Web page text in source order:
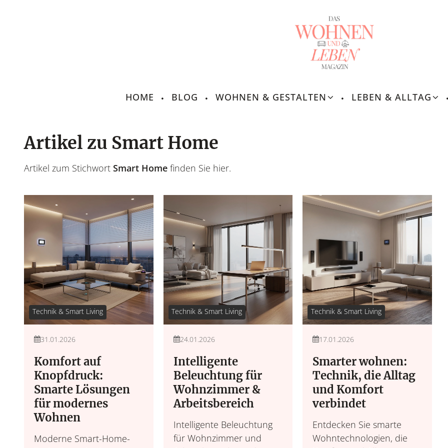
HOME BLOG WOHNEN & GESTALTEN
Wohnen
Wohnideen, Interior-
Möbel &
LEBEN & ALLTAG
Leben
Lebensroutinen,
Artikel zu Smart Home
Artikel zum Stichwort Smart Home finden Sie hier.
Technik & Smart Living
31.01.2026
Komfort auf
Knopfdruck:
Smarte Lösungen
für modernes
Wohnen
Moderne Smart-Home-
Technik & Smart Living
24.01.2026
Intelligente
Beleuchtung für
Wohnzimmer &
Arbeitsbereich
Intelligente Beleuchtung
für Wohnzimmer und
Technik & Smart Living
17.01.2026
Smarter wohnen:
Technik, die Alltag
und Komfort
verbindet
Entdecken Sie smarte
Wohntechnologien, die